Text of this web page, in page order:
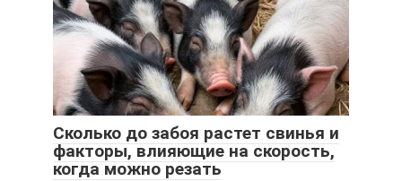
Сколько до забоя растет свинья и
факторы, влияющие на скорость,
когда можно резать